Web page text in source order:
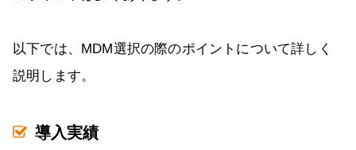
以下では、MDM選択の際のポイントについて詳しく
説明します。
導入実績